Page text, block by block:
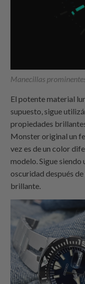
Manecillas
El potente material
supuesto, sigue
propiedades
Monster original un
vez es de un color
modelo. Sigue siendo
oscuridad después
brillante.